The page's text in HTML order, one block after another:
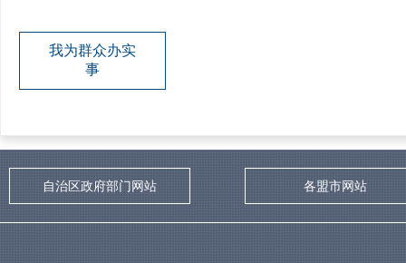
我为群众办实
事
自治区政府部门网站 各盟市网站